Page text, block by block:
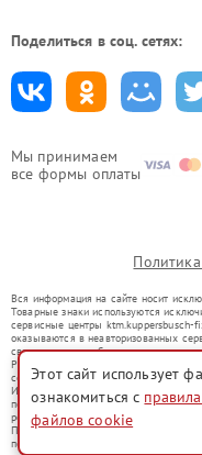
Мы принимаем
все формы оплаты
Поделиться в соц. сетях:
Вся информация на сайте носит
Товарные знаки используются
сервисные центры ktm.kuppersbusch-
оказываются в неавторизованных
связаны с правообладателями
Ремонт осуществляется для
со статьей 1487 ГК РФ.
Использование товарных знаков не
потребителей в заблуждение, а
ремонту техники указанных брендов.
Представленная на сайте информация
положениями Статьи 437(2)
Этот сайт использует
ознакомиться с
файлов cookie